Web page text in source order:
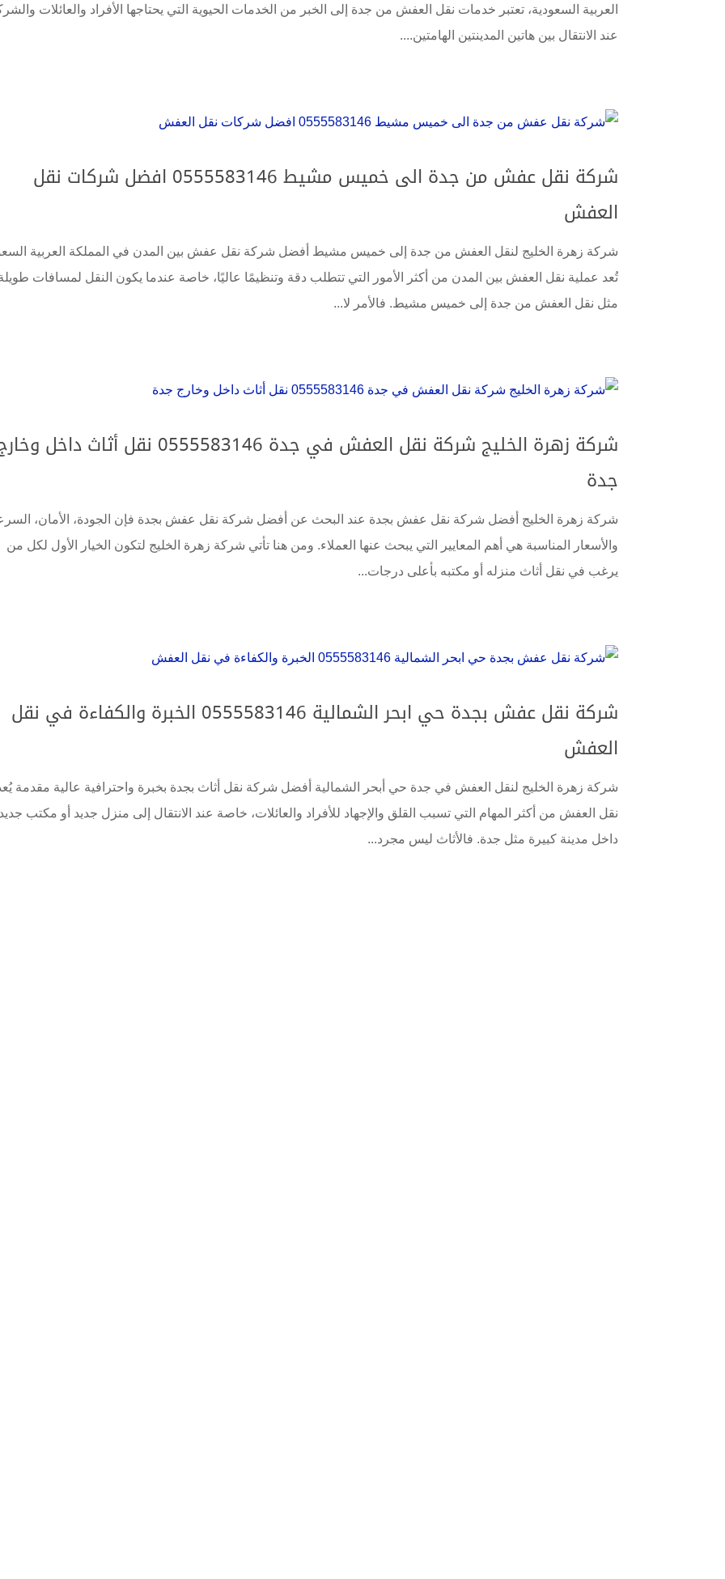
العربية السعودية، تعتبر خدمات نقل العفش من جدة إلى الخبر من الخدمات الحيوية التي يحتاجها الأفراد والعائلات
عند الانتقال بين هاتين المدينتين الهامتين....
شركة نقل عفش من جدة الى خميس مشيط 0555583146 افضل شركات نقل
العفش
شركة زهرة الخليج لنقل العفش من جدة إلى خميس مشيط أفضل شركة نقل عفش بين المدن في المملكة العربية
تُعد عملية نقل العفش بين المدن من أكثر الأمور التي تتطلب دقة وتنظيمًا عاليًا، خاصة عندما يكون النقل لمسافات
مثل نقل العفش من جدة إلى خميس مشيط. فالأمر لا...
شركة زهرة الخليج شركة نقل العفش في جدة 0555583146 نقل أثاث داخل
جدة
شركة زهرة الخليج أفضل شركة نقل عفش بجدة عند البحث عن أفضل شركة نقل عفش بجدة فإن الجودة، الأمان،
والأسعار المناسبة هي أهم المعايير التي يبحث عنها العملاء. ومن هنا تأتي شركة زهرة الخليج لتكون الخيار الأول لكل من
يرغب في نقل أثاث منزله أو مكتبه بأعلى درجات...
شركة نقل عفش بجدة حي ابحر الشمالية 0555583146 الخبرة والكفاءة في نقل
العفش
شركة زهرة الخليج لنقل العفش في جدة حي أبحر الشمالية أفضل شركة نقل أثاث بجدة بخبرة واحترافية عالية مقدمة
نقل العفش من أكثر المهام التي تسبب القلق والإجهاد للأفراد والعائلات، خاصة عند الانتقال إلى منزل جديد أو مكتب
داخل مدينة كبيرة مثل جدة. فالأثاث ليس مجرد...